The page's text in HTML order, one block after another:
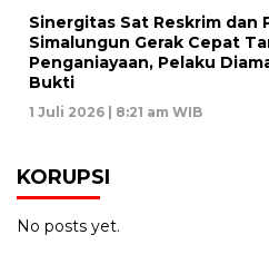
Sinergitas Sat Reskrim dan
Simalungun Gerak Cepat
Penganiayaan, Pelaku
Bukti
1 Juli 2026 | 8:21 am WIB
KORUPSI
No posts yet.